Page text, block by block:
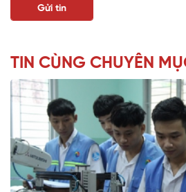
TIN CÙNG CHUYÊN